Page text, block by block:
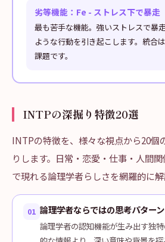
劣等機能：Fe - ストレス下で暴走
最も苦手な機能。強いストレスで暴
ような行動を引き起こします。統合
課題です。
INTPの深掘り特徴20選
INTPの特徴を、様々な視点から20個
りします。日常・恋愛・仕事・人間
で現れる論理学者らしさを網羅的に解
01 論理学者ならではの思考パターン
論理学者の認知機能が生み出す独